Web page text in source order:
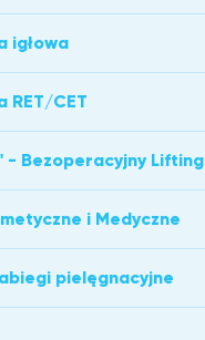
igłowa
RET/CET
- Bezoperacyjny Lifting
i Medyczne
pielęgnacyjne